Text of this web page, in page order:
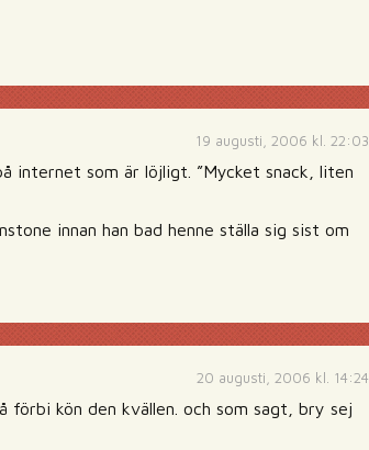
19 augusti, 2006 kl. 22:03
internet som är löjligt. ”Mycket snack, liten
innan han bad henne ställa sig sist om
20 augusti, 2006 kl. 14:24
kön den kvällen. och som sagt, bry sej